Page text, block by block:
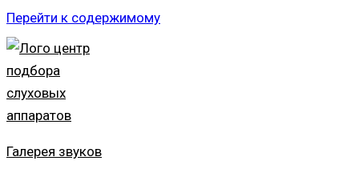
Перейти к содержимому
Галерея звуков